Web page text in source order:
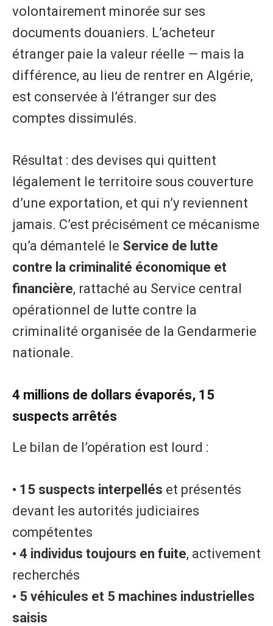
volontairement minorée sur ses
documents douaniers. L’acheteur
étranger paie la valeur réelle — mais la
différence, au lieu de rentrer en Algérie,
est conservée à l’étranger sur des
comptes dissimulés.
Résultat : des devises qui quittent
légalement le territoire sous couverture
d’une exportation, et qui n’y reviennent
jamais. C’est précisément ce mécanisme
qu’a démantelé le Service de lutte
contre la criminalité économique et
financière, rattaché au Service central
opérationnel de lutte contre la
criminalité organisée de la Gendarmerie
nationale.
4 millions de dollars évaporés, 15
suspects arrêtés
Le bilan de l’opération est lourd :
• 15 suspects interpellés et présentés
devant les autorités judiciaires
compétentes
• 4 individus toujours en fuite, activement
recherchés
• 5 véhicules et 5 machines industrielles
saisis